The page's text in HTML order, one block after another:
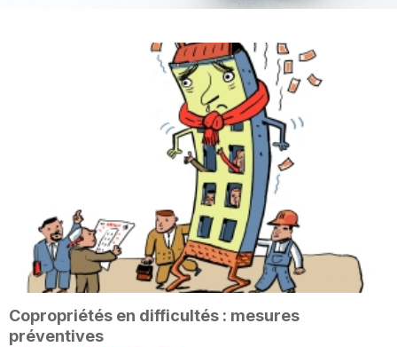
Copropriétés en difficultés : mesures
préventives